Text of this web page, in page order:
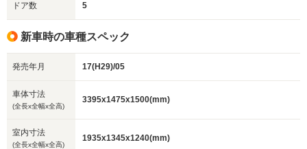
ドア数 5
新車時の車種スペック
発売年月 17(H29)/05
車体寸法
(全長x全幅x全高)
3395x1475x1500(mm)
室内寸法
(全長x全幅x全高)
1935x1345x1240(mm)